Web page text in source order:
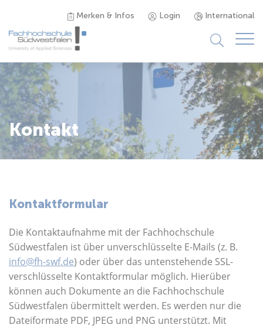
Merken & Infos Login International
Studieninteressierte
Studienangebot
Studierende
Karriere
Über uns
Kontakt
Kontaktformular
Die Kontaktaufnahme mit der Fachhochschule
Südwestfalen ist über unverschlüsselte E-Mails (z. B.
info@fh-swf.de) oder über das untenstehende SSL-
verschlüsselte Kontaktformular möglich. Hierüber
können auch Dokumente an die Fachhochschule
Südwestfalen übermittelt werden. Es werden nur die
Dateiformate PDF, JPEG und PNG unterstützt. Mit